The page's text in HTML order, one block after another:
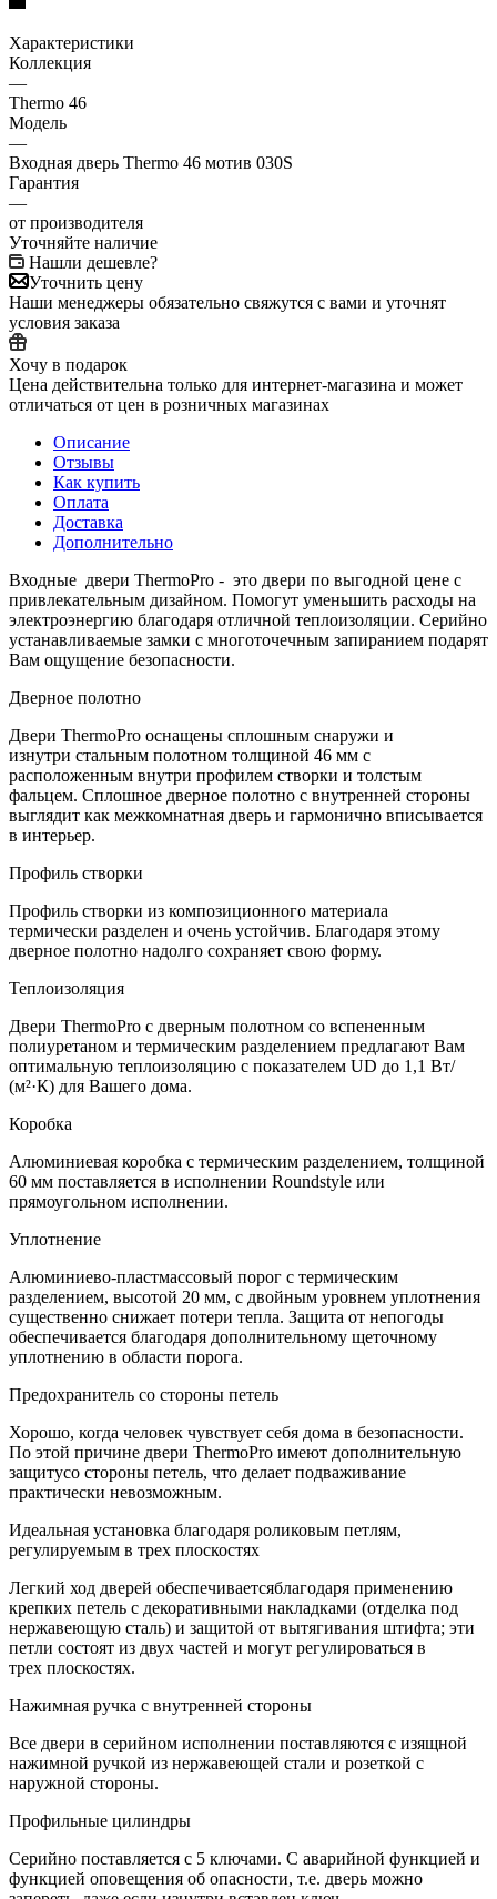
Характеристики
Коллекция
—
Thermo 46
Модель
—
Входная дверь Thermo 46 мотив 030S
Гарантия
—
от производителя
Уточняйте наличие
Нашли дешевле?
Уточнить цену
Наши менеджеры обязательно свяжутся с вами и уточнят
условия заказа
Хочу в подарок
Цена действительна только для интернет-магазина и может
отличаться от цен в розничных магазинах
Описание
Отзывы
Как купить
Оплата
Доставка
Дополнительно
Входные двери ThermoPro - это двери по выгодной цене с
привлекательным дизайном. Помогут уменьшить расходы на
электроэнергию благодаря отличной теплоизоляции. Серийно
устанавливаемые замки с многоточечным запиранием подарят
Вам ощущение безопасности.
Дверное полотно
Двери ThermoPro оснащены сплошным снаружи и
изнутри стальным полотном толщиной 46 мм с
расположенным внутри профилем створки и толстым
фальцем. Сплошное дверное полотно с внутренней стороны
выглядит как межкомнатная дверь и гармонично вписывается
в интерьер.
Профиль створки
Профиль створки из композиционного материала
термически разделен и очень устойчив. Благодаря этому
дверное полотно надолго сохраняет свою форму.
Теплоизоляция
Двери ThermoPro с дверным полотном со вспененным
полиуретаном и термическим разделением предлагают Вам
оптимальную теплоизоляцию с показателем UD до 1,1 Вт/
(м²·К) для Вашего дома.
Коробка
Алюминиевая коробка с термическим разделением, толщиной
60 мм поставляется в исполнении Roundstyle или
прямоугольном исполнении.
Уплотнение
Алюминиево-пластмассовый порог с термическим
разделением, высотой 20 мм, с двойным уровнем уплотнения
существенно снижает потери тепла. Защита от непогоды
обеспечивается благодаря дополнительному щеточному
уплотнению в области порога.
Предохранитель со стороны петель
Хорошо, когда человек чувствует себя дома в безопасности.
По этой причине двери ThermoPro имеют дополнительную
защитусо стороны петель, что делает подваживание
практически невозможным.
Идеальная установка благодаря роликовым петлям,
регулируемым в трех плоскостях
Легкий ход дверей обеспечиваетсяблагодаря применению
крепких петель с декоративными накладками (отделка под
нержавеющую сталь) и защитой от вытягивания штифта; эти
петли состоят из двух частей и могут регулироваться в
трех плоскостях.
Нажимная ручка с внутренней стороны
Все двери в серийном исполнении поставляются с изящной
нажимной ручкой из нержавеющей стали и розеткой с
наружной стороны.
Профильные цилиндры
Серийно поставляется с 5 ключами. С аварийной функцией и
функцией оповещения об опасности, т.е. дверь можно